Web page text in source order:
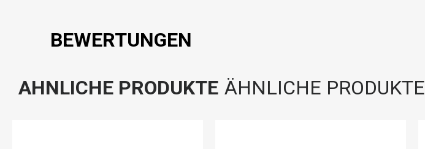
BEWERTUNGEN
AHNLICHE PRODUKTE ÄHNLICHE PRODUKTE